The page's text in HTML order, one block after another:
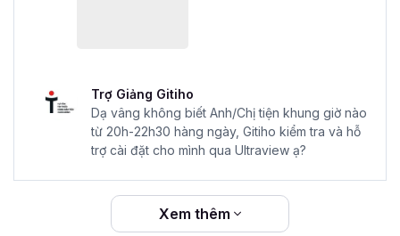
Trợ Giảng Gitiho
Dạ vâng không biết Anh/Chị tiện khung giờ nào
từ 20h-22h30 hàng ngày, Gitiho kiểm tra và hỗ
trợ cài đặt cho mình qua Ultraview ạ?
Xem thêm